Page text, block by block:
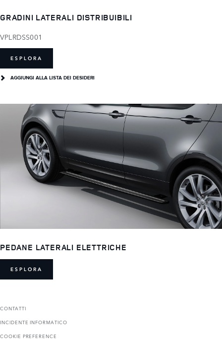
GRADINI LATERALI DISTRIBUIBILI
VPLRDSS001
ESPLORA
AGGIUNGI ALLA LISTA DEI DESIDERI
PEDANE LATERALI ELETTRICHE
ESPLORA
CONTATTI
INCIDENTE INFORMATICO
COOKIE PREFERENCE